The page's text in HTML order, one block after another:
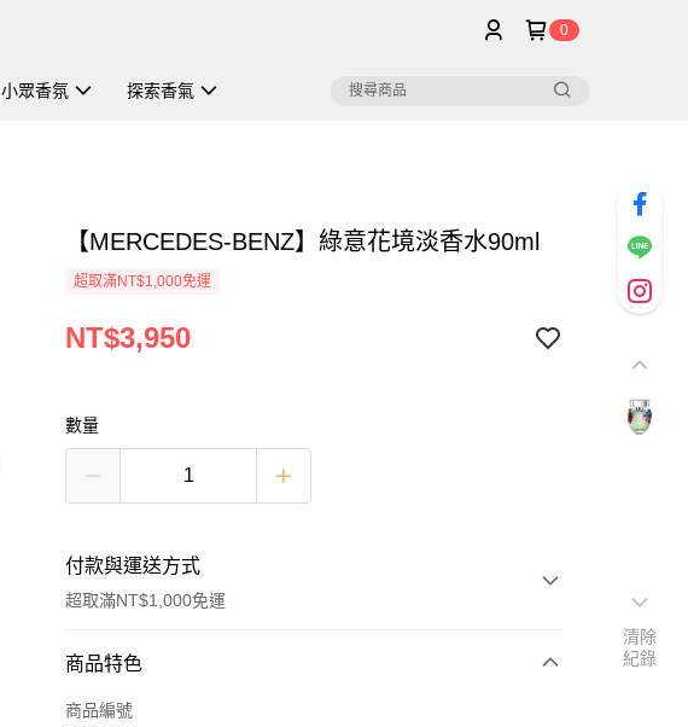
0
小眾香氛 探索香氣
【MERCEDES-BENZ】綠意花境淡香水90ml
超取滿NT$1,000免運
NT$3,950
數量
付款與運送方式
超取滿NT$1,000免運
付款方式
信用卡一次付款
商品特色
商品編號
清除
紀錄